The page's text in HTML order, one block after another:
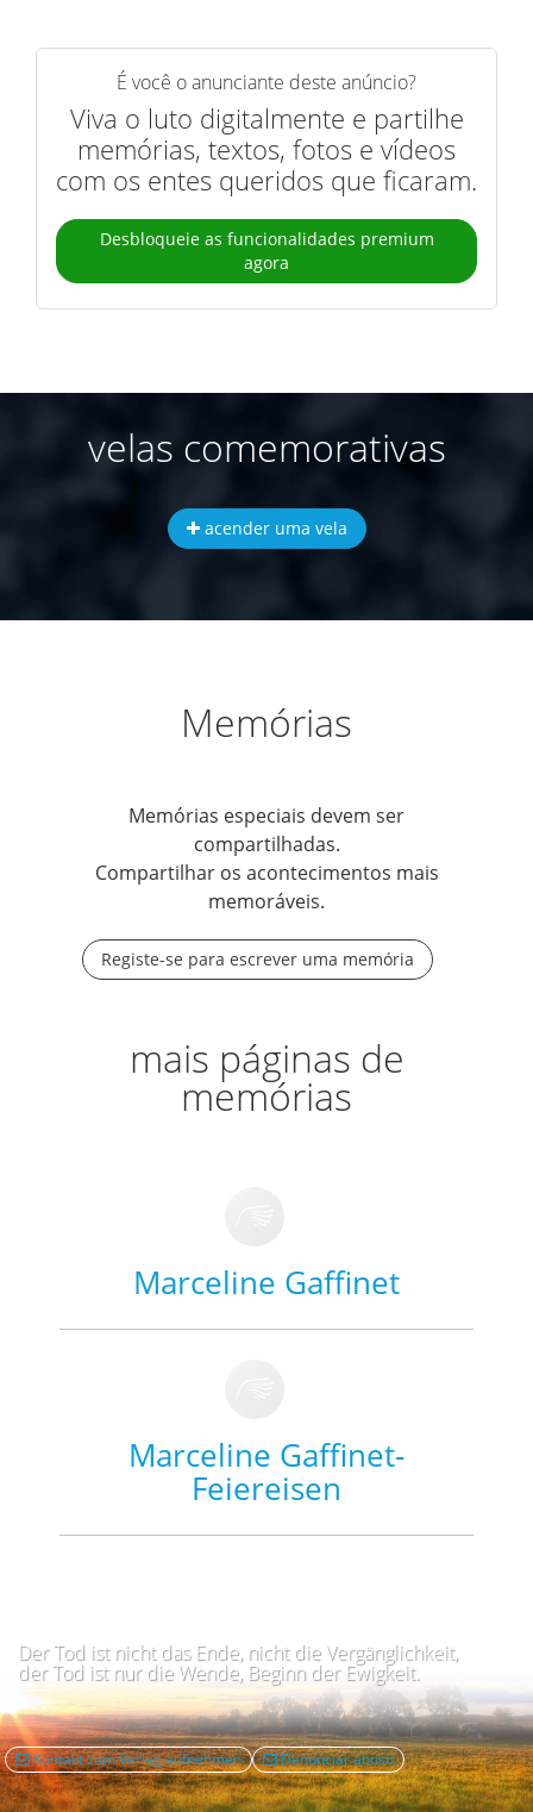
É você o anunciante deste anúncio?
Viva o luto digitalmente e partilhe
memórias, textos, fotos e vídeos
com os entes queridos que ficaram.
Desbloqueie as funcionalidades premium
agora
velas comemorativas
acender uma vela
Memórias
Memórias especiais devem ser
compartilhadas.
Compartilhar os acontecimentos mais
memoráveis.
Registe-se para escrever uma memória
mais páginas de
memórias
Marceline Gaffinet
Marceline Gaffinet-
Feiereisen
Der Tod ist nicht das Ende, nicht die Vergänglichkeit,
der Tod ist nur die Wende, Beginn der Ewigkeit.
Kontakt zum Verlag aufnehmen Denunciar abuso